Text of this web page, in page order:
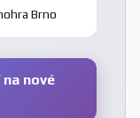
Brno
nové